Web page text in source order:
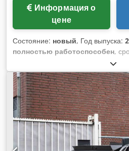
цене
Состояние: новый, Год выпуска:
полностью работоспособен,
Линейные весы: щадящая и
Наши линейные весы являются
простого и точного дозирования
сочетают в себе высокую
Благодаря минимальной высоте
исключается его повреждение,
качество вашей продукции, в том
изделий. Гибкий и эффективный
Dcodowymlyjpfx Ammjk В основе